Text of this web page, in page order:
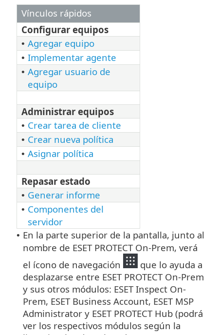
Vínculos rápidos
Configurar equipos
• Agregar equipo
• Implementar agente
• Agregar usuario de
equipo
Administrar equipos
• Crear tarea de cliente
• Crear nueva política
• Asignar política
Repasar estado
• Generar informe
• Componentes del
servidor
• En la parte superior de la pantalla, junto al
nombre de ESET PROTECT On-Prem, verá
el ícono de navegación
que lo ayuda a
desplazarse entre ESET PROTECT On-Prem
y sus otros módulos: ESET Inspect On-
Prem, ESET Business Account, ESET MSP
Administrator y ESET PROTECT Hub (podrá
ver los respectivos módulos según la